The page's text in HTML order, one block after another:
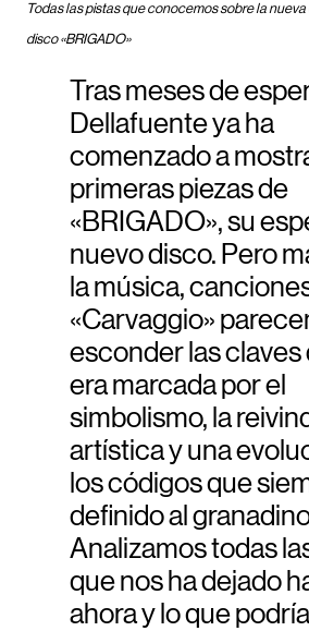
Todas las pistas que conocemos sobre la
disco «BRIGADO»
Tras meses de
Dellafuente ya ha
comenzado a
primeras piezas de
«BRIGADO», su
nuevo disco. Pero
la música,
«Carvaggio»
esconder las claves
era marcada por el
simbolismo, la
artística y una
los códigos que
definido al
Analizamos todas
que nos ha dejado
ahora y lo que